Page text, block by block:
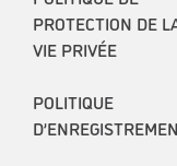
PROTECTION DE
VIE PRIVÉE
POLITIQUE